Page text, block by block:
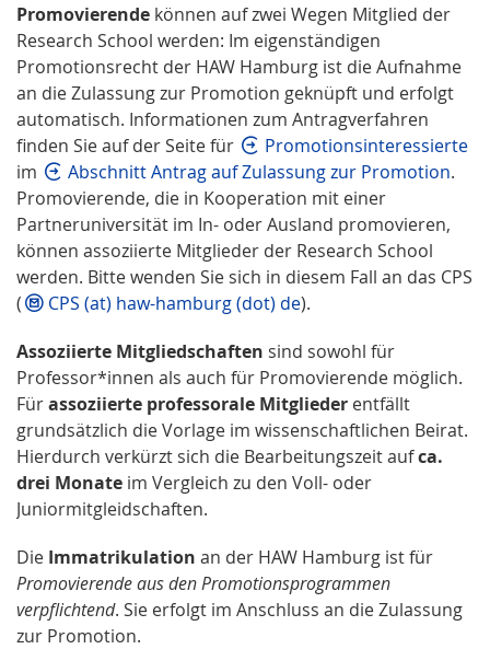
Promovierende können auf zwei Wegen Mitglied der
Research School werden: Im eigenständigen
Promotionsrecht der HAW Hamburg ist die Aufnahme
an die Zulassung zur Promotion geknüpft und erfolgt
automatisch. Informationen zum Antragverfahren
finden Sie auf der Seite für
Promotionsinteressierte
im
Abschnitt Antrag auf Zulassung zur Promotion.
Promovierende, die in Kooperation mit einer
Partneruniversität im In- oder Ausland promovieren,
können assoziierte Mitglieder der Research School
werden. Bitte wenden Sie sich in diesem Fall an das CPS
(
CPS (at) haw-hamburg (dot) de).
Assoziierte Mitgliedschaften sind sowohl für
Professor*innen als auch für Promovierende möglich.
Fürassoziierte professorale Mitglieder entfällt
grundsätzlich die Vorlage im wissenschaftlichen Beirat.
Hierdurch verkürzt sich die Bearbeitungszeit aufca.
drei Monate im Vergleich zu den Voll- oder
Juniormitgleidschaften.
Die Immatrikulation an der HAW Hamburg ist für
Promovierende aus den Promotionsprogrammen
verpflichtend. Sie erfolgt im Anschluss an die Zulassung
zur Promotion.